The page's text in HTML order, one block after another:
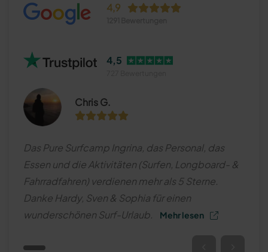
4,9
4,5
Chris G.
Das Pure Surfcamp Ingrina, das Personal, das
Essen und die Aktivitäten (Surfen, Longboard- &
Fahrradfahren) verdienen mehr als 5 Sterne.
Danke Hardy, Sven & Sophia für einen
wunderschönen Surf-Urlaub.
Mehr lesen